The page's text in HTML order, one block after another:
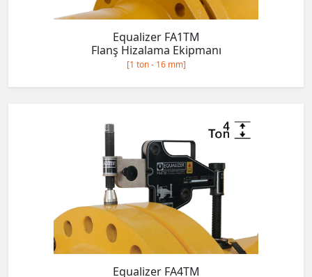
Equalizer FA1TM
Flanş Hizalama Ekipmanı
[1 ton - 16 mm]
Equalizer FA4TM